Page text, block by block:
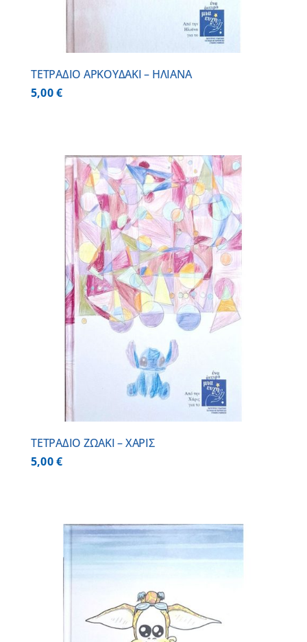
ΤΕΤΡΑΔΙΟ ΑΡΚΟΥΔΑΚΙ – ΗΛΙΑΝΑ
5,00€
ΤΕΤΡΑΔΙΟ ΖΩΑΚΙ – ΧΑΡΙΣ
5,00€